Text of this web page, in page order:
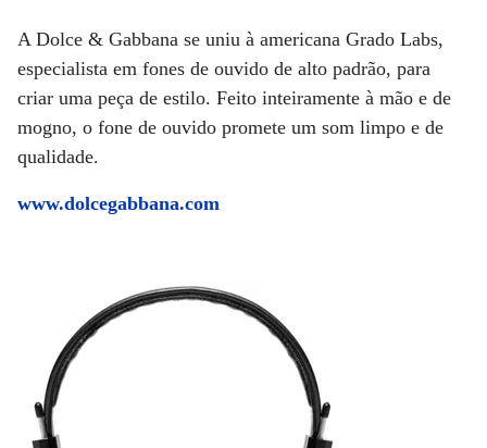
A Dolce & Gabbana se uniu à americana Grado Labs,
especialista em fones de ouvido de alto padrão, para
criar uma peça de estilo. Feito inteiramente à mão e de
mogno, o fone de ouvido promete um som limpo e de
qualidade.
www.dolcegabbana.com